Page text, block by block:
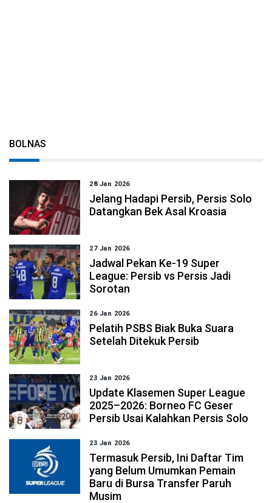
BOLNAS
28 Jan 2026
Jelang Hadapi Persib, Persis Solo
Datangkan Bek Asal Kroasia
27 Jan 2026
Jadwal Pekan Ke-19 Super
League: Persib vs Persis Jadi
Sorotan
26 Jan 2026
Pelatih PSBS Biak Buka Suara
Setelah Ditekuk Persib
23 Jan 2026
Update Klasemen Super League
2025–2026: Borneo FC Geser
Persib Usai Kalahkan Persis Solo
23 Jan 2026
Termasuk Persib, Ini Daftar Tim
yang Belum Umumkan Pemain
Baru di Bursa Transfer Paruh
Musim